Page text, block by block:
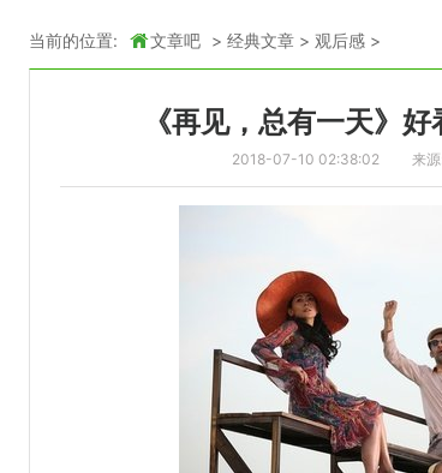
当前的位置: 文章吧 > 经典文章 > 观后感 >
《再见，总有一天》
2018-07-10 02:38:02 来